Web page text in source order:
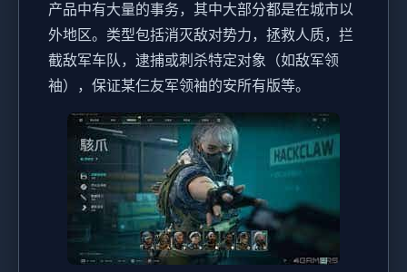
产品中有大量的事务，其中大部分都是在城市以
外地区。类型包括消灭敌对势力，拯救人质，拦
截敌军车队，逮捕或刺杀特定对象（如敌军领
袖），保证某仨友军领袖的安所有版等。